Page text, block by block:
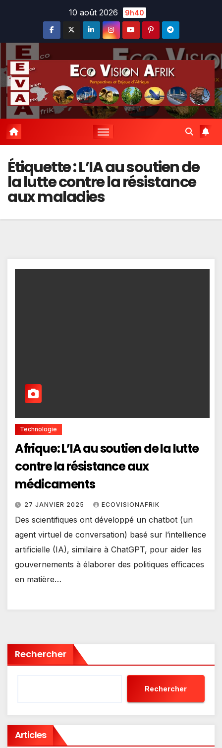
10 août 2026 9h40
Étiquette :L’IA au soutien de
la lutte contre la résistance
aux maladies
Technologie
Afrique: L’IA au soutien de la lutte
contre la résistance aux
médicaments
27 JANVIER 2025 ECOVISIONAFRIK
Des scientifiques ont développé un chatbot (un
agent virtuel de conversation) basé sur l’intellience
artificielle (IA), similaire à ChatGPT, pour aider les
gouvernements à élaborer des politiques efficaces
en matière…
Rechercher
Rechercher
Articles